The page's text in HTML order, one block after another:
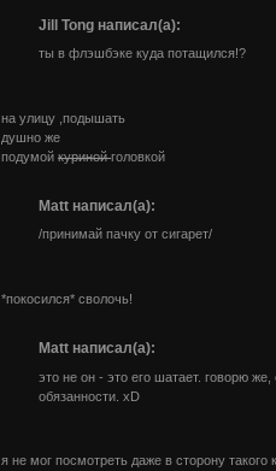
Jill Tong написал(а):
ты в флэшбэке куда потащился!?
на улицу ,подышать
душно же
подумойкуринойголовкой
Matt написал(а):
/принимай пачку от сигарет/
*покосился* сволочь!
Matt написал(а):
это не он - это его шатает. говорю
обязанности. xD
я не мог посмотреть даже в сторону такого